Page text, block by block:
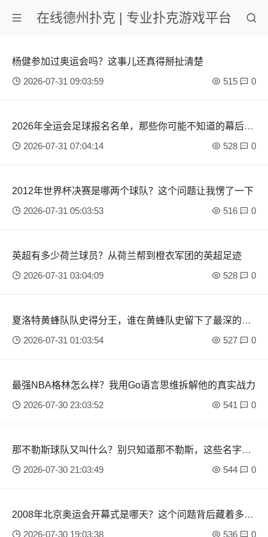
在线德州扑克 | 专业扑克游戏平台
杨健参加过奥运会吗？这事儿还真得掰扯清楚
2026-07-31 09:03:59
515 0
2026年全运会足球报名名单，那些你可能不知道的幕后故
事 2026-07-31 07:04:14 528 0
2012年世界杯决赛是哪两个球队？这个问题让我愣了一下
2026-07-31 05:03:53
516 0
英超有多少荷兰球员？从荷兰帮到橙衣军团的英超足迹
2026-07-31 03:04:09
528 0
夏洛特黄蜂队队史得分王，谁在黄蜂队史留下了最深的投
篮印记？
2026-07-31 01:03:54 527 0
最强NBA格林怎么样？我用Go语言思维拆解他的真实战力
2026-07-30 23:03:52
541 0
那不勒斯球队又叫什么？别只知道那不勒斯，这些名字背
后的故事才精彩
2026-07-30 21:03:49 544 0
2008年北京奥运会开幕式是哪天？这个问题背后藏着多少
人的回忆
2026-07-30 19:03:38 536 0